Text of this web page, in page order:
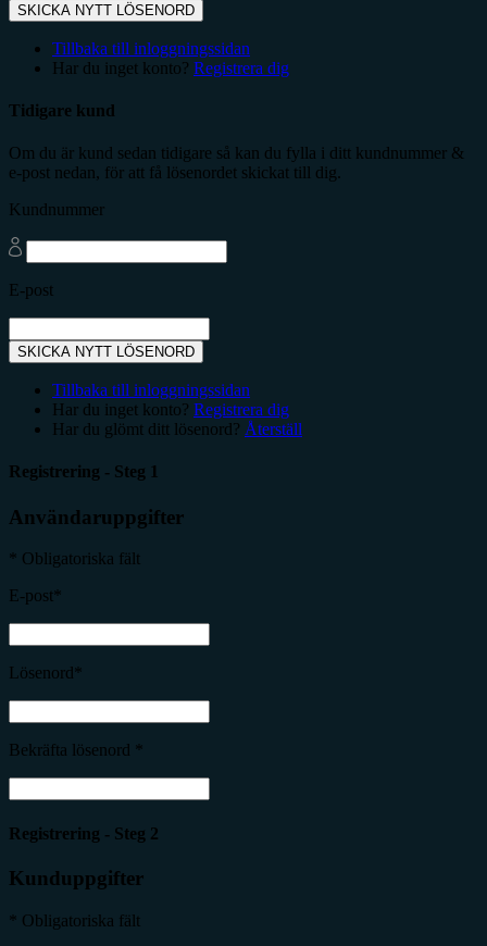
SKICKA NYTT LÖSENORD
Tillbaka till inloggningssidan
Har du inget konto? Registrera dig
Tidigare kund
Om du är kund sedan tidigare så kan du fylla i ditt kundnummer &
e-post nedan, för att få lösenordet skickat till dig.
Kundnummer
E-post
SKICKA NYTT LÖSENORD
Tillbaka till inloggningssidan
Har du inget konto? Registrera dig
Har du glömt ditt lösenord? Återställ
Registrering - Steg 1
Användaruppgifter
* Obligatoriska fält
E-post*
Lösenord*
Bekräfta lösenord *
Registrering - Steg 2
Kunduppgifter
* Obligatoriska fält